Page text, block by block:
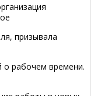
призывала
о рабочем времени.